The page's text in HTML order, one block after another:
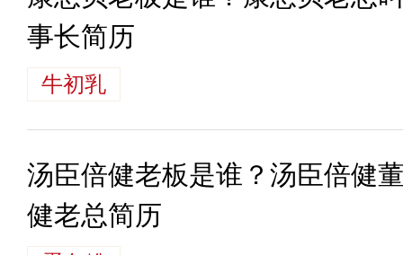
事长简历
牛初乳
汤臣倍健老板是谁？汤臣倍健
健老总简历